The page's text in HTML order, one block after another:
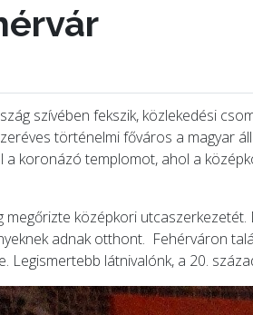
szívében fekszik, közlekedési
történelmi főváros a magyar
koronázó templomot, ahol a
középkori
adnak otthont. Fehérváron
Legismertebb látnivalónk, a 20.